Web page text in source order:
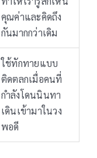
คุณค่าและคิดถึง
กันมากกว่าเดิม
ใช้ทักทายแบบ
ติดตลกเมื่อคนที่
กำลังโดนนินทา
เดินเข้ามาในวง
พอดี